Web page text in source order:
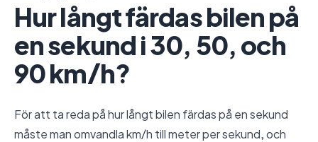
Hur långt färdas bilen på
en sekund i 30, 50, och
90 km/h?
För att ta reda på hur långt bilen färdas på en sekund
måste man omvandla km/h till meter per sekund, och